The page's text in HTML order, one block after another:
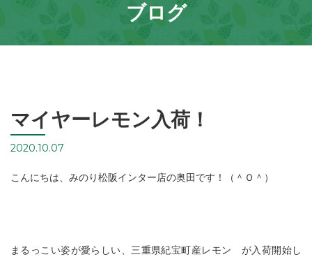
ブログ
マイヤーレモン入荷！
2020.10.07
こんにちは、みのり松阪インター店の奥田です！（＾Ｏ＾）
まるっこい姿が愛らしい、三重県紀宝町産レモン が入荷開始し